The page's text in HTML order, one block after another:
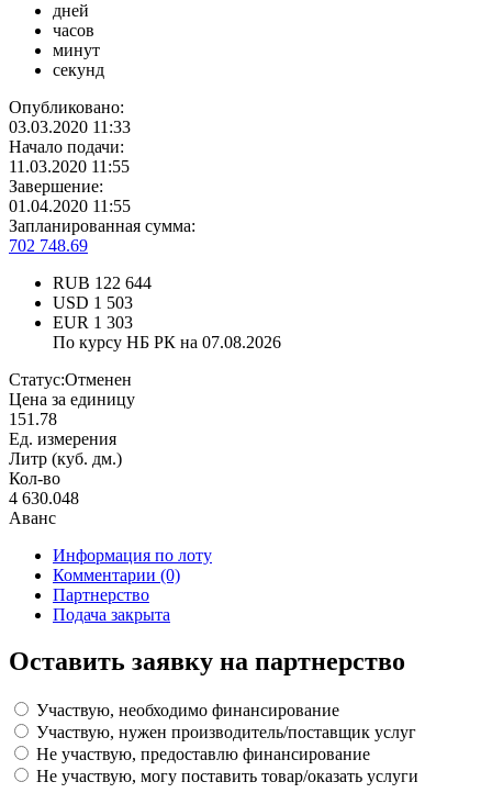
дней
часов
минут
секунд
Опубликовано:
03.03.2020 11:33
Начало подачи:
11.03.2020 11:55
Завершение:
01.04.2020 11:55
Запланированная сумма:
702 748.69
RUB 122 644
USD 1 503
EUR 1 303
По курсу НБ РК на 07.08.2026
Статус:Отменен
Цена за единицу
151.78
Ед. измерения
Литр (куб. дм.)
Кол-во
4 630.048
Аванс
Информация по лоту
Комментарии (0)
Партнерство
Подача закрыта
Оставить заявку на партнерство
Участвую, необходимо финансирование
Участвую, нужен производитель/поставщик услуг
Не участвую, предоставлю финансирование
Не участвую, могу поставить товар/оказать услуги